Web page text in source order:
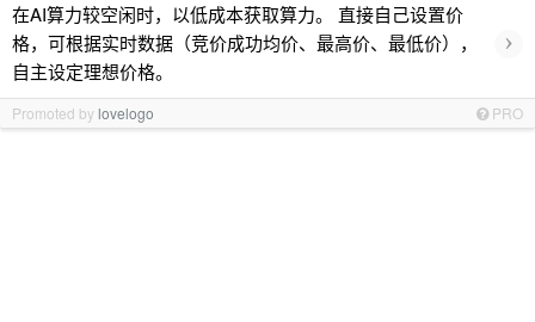
在AI算力较空闲时，以低成本获取算力。 直接自己设置价
格，可根据实时数据（竞价成功均价、最高价、最低价），
自主设定理想价格。
›
Promoted bylovelogo PRO